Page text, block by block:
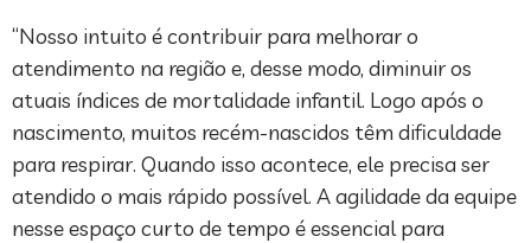
“Nosso intuito é contribuir para melhorar o
atendimento na região e, desse modo, diminuir os
atuais índices de mortalidade infantil. Logo após o
nascimento, muitos recém-nascidos têm dificuldade
para respirar. Quando isso acontece, ele precisa ser
atendido o mais rápido possível. A agilidade da equipe
nesse espaço curto de tempo é essencial para